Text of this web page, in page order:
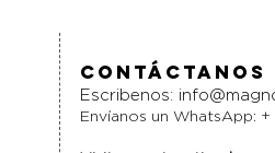
Contáctanos
Escribenos:
Envíanos un WhatsApp: